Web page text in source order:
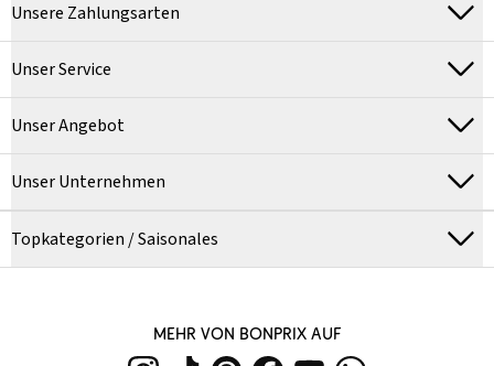
Unsere Zahlungsarten
Unser Service
Unser Angebot
Unser Unternehmen
Topkategorien / Saisonales
MEHR VON BONPRIX AUF